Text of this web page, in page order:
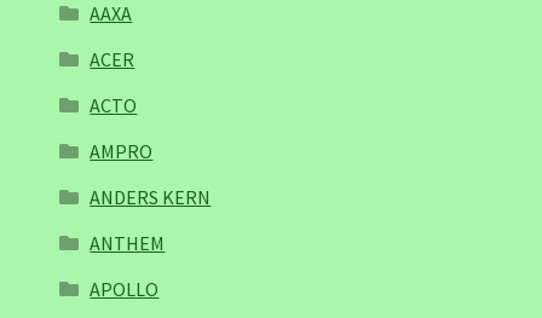
AAXA
ACER
ACTO
AMPRO
ANDERS KERN
ANTHEM
APOLLO